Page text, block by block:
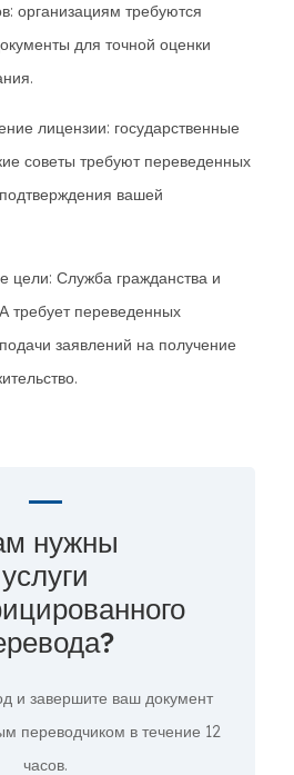
организациям требуются
для точной оценки
лицензии: государственные
советы требуют переведенных
вашей
цели: Служба гражданства и
переведенных
заявлений на получение
нужны
услуги
и завершите ваш документ
переводчиком в течение 12
часов.